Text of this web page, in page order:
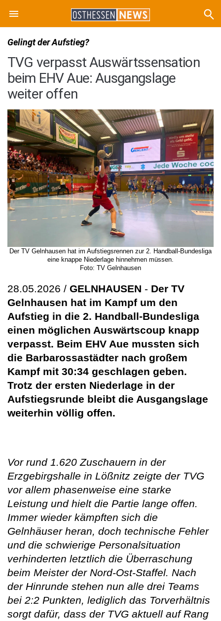
Gelingt der Aufstieg?
TVG verpasst Auswärtssensation
beim EHV Aue: Ausgangslage
weiter offen
Der TV Gelnhausen hat im Aufstiegsrennen zur 2. Handball-Bundesliga
eine knappe Niederlage hinnehmen müssen.
Foto: TV Gelnhausen
28.05.2026 / GELNHAUSEN - Der TV
Gelnhausen hat im Kampf um den
Aufstieg in die 2. Handball-Bundesliga
einen möglichen Auswärtscoup knapp
verpasst. Beim EHV Aue mussten sich
die Barbarossastädter nach großem
Kampf mit 30:34 geschlagen geben.
Trotz der ersten Niederlage in der
Aufstiegsrunde bleibt die Ausgangslage
weiterhin völlig offen.
Vor rund 1.620 Zuschauern in der
Erzgebirgshalle in Lößnitz zeigte der TVG
vor allem phasenweise eine starke
Leistung und hielt die Partie lange offen.
Immer wieder kämpften sich die
Gelnhäuser heran, doch technische Fehler
und die schwierige Personalsituation
verhinderten letztlich die Überraschung
beim Meister der Nord-Ost-Staffel. Nach
der Hinrunde stehen nun alle drei Teams
bei 2:2 Punkten, lediglich das Torverhältnis
sorgt dafür, dass der TVG aktuell auf Rang